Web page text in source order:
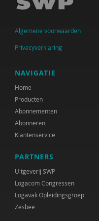
António A. da Graça
Remmert Daas
Geert ten Dam
Saskia Daru
Paul Dekker
Maartje van Dijken
Anne Bert Dijkstra
Peter Paul Doodkorte
Nicole Doornink
Godfried Engbersen
Algemene voorwaarden
Privacyverklaring
NAVIGATIE
Home
Producten
Abonnementen
Abonneren
Klantenservice
PARTNERS
Uitgeverij SWP
Logacom Congressen
Logavak Opleidingsgroep
Zesbee